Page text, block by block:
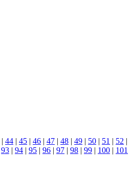
| 44 | 45 | 46 | 47 | 48 | 49 | 50 | 51 | 52 |
93 | 94 | 95 | 96 | 97 | 98 | 99 | 100 | 101